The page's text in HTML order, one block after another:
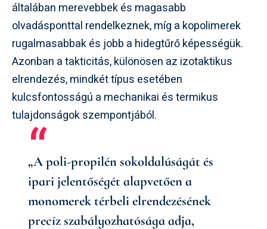
általában merevebbek és magasabb
olvadásponttal rendelkeznek, míg a kopolimerek
rugalmasabbak és jobb a hidegtűrő képességük.
Azonban a takticitás, különösen az izotaktikus
elrendezés, mindkét típus esetében
kulcsfontosságú a mechanikai és termikus
tulajdonságok szempontjából.
„A poli-propilén sokoldalúságát és
ipari jelentőségét alapvetően a
monomerek térbeli elrendezésének
precíz szabályozhatósága adja,